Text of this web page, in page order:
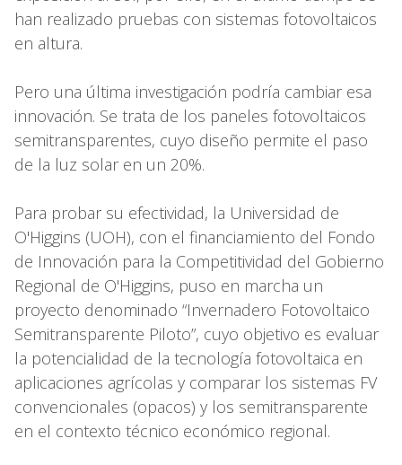
han realizado pruebas con sistemas fotovoltaicos
en altura.
Pero una última investigación podría cambiar esa
innovación. Se trata de los paneles fotovoltaicos
semitransparentes, cuyo diseño permite el paso
de la luz solar en un 20%.
Para probar su efectividad, la Universidad de
O'Higgins (UOH), con el financiamiento del Fondo
de Innovación para la Competitividad del Gobierno
Regional de O'Higgins, puso en marcha un
proyecto denominado “Invernadero Fotovoltaico
Semitransparente Piloto”, cuyo objetivo es evaluar
la potencialidad de la tecnología fotovoltaica en
aplicaciones agrícolas y comparar los sistemas FV
convencionales (opacos) y los semitransparente
en el contexto técnico económico regional.